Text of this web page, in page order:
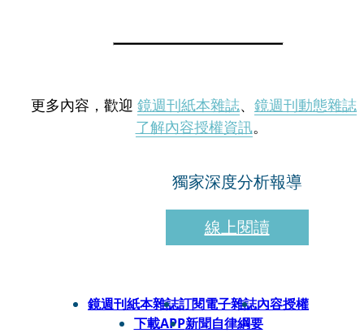
更多內容，歡迎 鏡週刊紙本雜誌、 鏡週刊動態雜誌
了解內容授權資訊。
獨家深度分析報導
線上閱讀
鏡週刊紙本雜誌訂閱電子雜誌內容授權
下載APP新聞自律綱要